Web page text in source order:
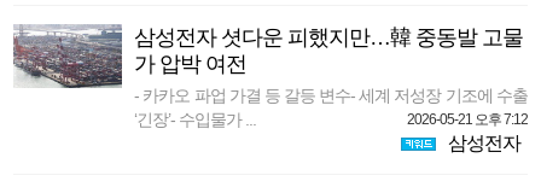
삼성전자 셧다운 피했지만…韓 중동발 고물
가 압박 여전
- 카카오 파업 가결 등 갈등 변수- 세계 저성장 기조에 수출
‘긴장’- 수입물가 ...
2026-05-21 오후 7:12
삼성전자